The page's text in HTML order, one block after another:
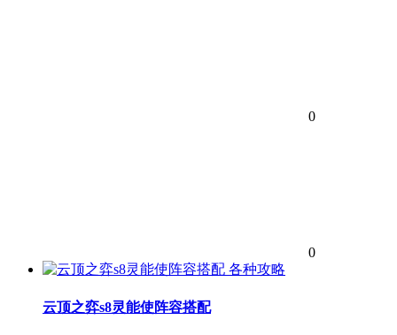
0
0
各种攻略
云顶之弈s8灵能使阵容搭配